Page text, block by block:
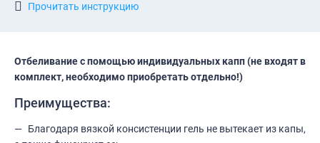
Прочитать инструкцию
Отбеливание с помощью индивидуальных капп (не входят в
комплект, необходимо приобретать отдельно!)
Преимущества:
Благодаря вязкой консистенции гель не вытекает из капы,